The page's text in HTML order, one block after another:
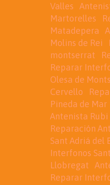
Valles
Martorelles
Matadepera
Molins de Rei
montserrat
Reparar
Olesa de
Cervello
Pineda de Mar
Antenista Rubi
Reparación
Sant Adriá del
Interfonos
Llobregat
Reparar